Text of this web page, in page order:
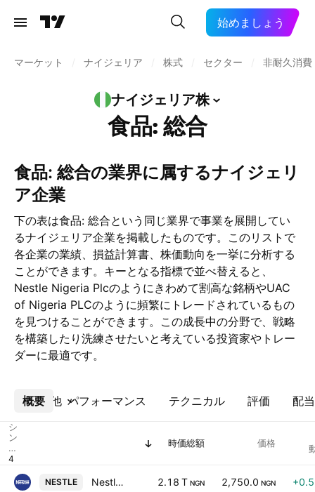
始めましょう
マーケット ナイジェリア 株式 セクター 非耐久消費
ナイジェリア株
食品: 総合
食品: 総合の業界に属するナイジェリ
ア企業
下の表は食品: 総合という同じ業界で事業を展開してい
るナイジェリア企業を掲載したものです。このリストで
各企業の業績、損益計算書、株価動向を一挙に分析する
ことができます。キーとなる指標で並べ替えると、
Nestle Nigeria Plcのようにきわめて割高な銘柄やUAC
of Nigeria PLCのように頻繁にトレードされているもの
を見つけることができます。この成長中の分野で、戦略
を構築したり洗練させたいと考えている投資家やトレー
ダーに最適です。
概要 パフォーマンス テクニカル 評価 配当
その他
シ
ン
ボ
ル
時価総額 価格
NESTLE Nestle Nigeria Plc 2.18 T NGN 2,750.0 NGN